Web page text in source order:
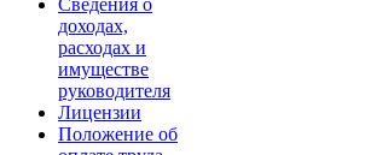
Сведения о
доходах,
расходах и
имуществе
руководителя
Лицензии
Положение об